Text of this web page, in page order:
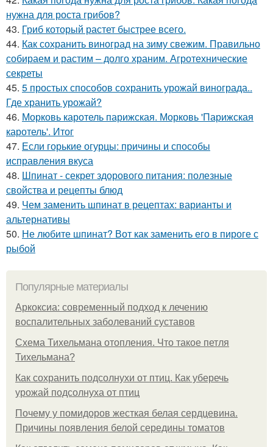
нужна для роста грибов?
43. Гриб который растет быстрее всего.
44. Как сохранить виноград на зиму свежим. Правильно
собираем и растим – долго храним. Агротехнические
секреты
45. 5 простых способов сохранить урожай винограда..
Где хранить урожай?
46. Морковь каротель парижская. Морковь 'Парижская
каротель'. Итог
47. Если горькие огурцы: причины и способы
исправления вкуса
48. Шпинат - секрет здорового питания: полезные
свойства и рецепты блюд
49. Чем заменить шпинат в рецептах: варианты и
альтернативы
50. Не любите шпинат? Вот как заменить его в пироге с
рыбой
Популярные материалы
Аркоксиа: современный подход к лечению
воспалительных заболеваний суставов
Схема Тихельмана отопления. Что такое петля
Тихельмана?
Как сохранить подсолнухи от птиц. Как уберечь
урожай подсолнуха от птиц
Почему у помидоров жесткая белая сердцевина.
Причины появления белой середины томатов